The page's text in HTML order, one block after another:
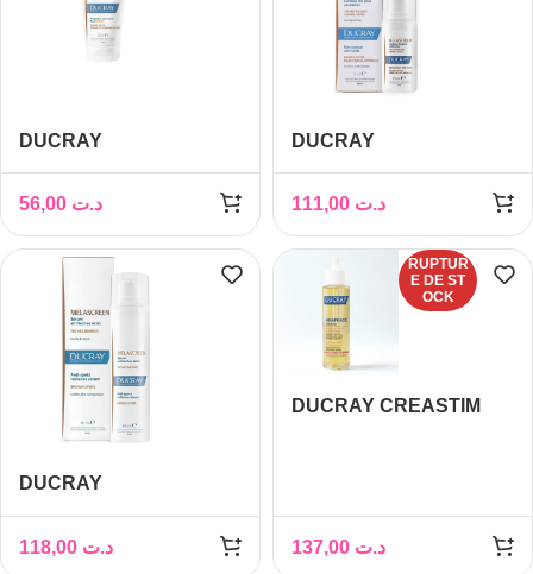
DUCRAY
ANTI TACHES SPF50+
50ML
د.ت
DUCRAY
CONTOUR DES
YEUX15ML
د.ت
DUCRAY
ANTI TACHES 40ML
د.ت
RUPTUR
E DE ST
OCK
DUCRAY CREASTIM
د.ت